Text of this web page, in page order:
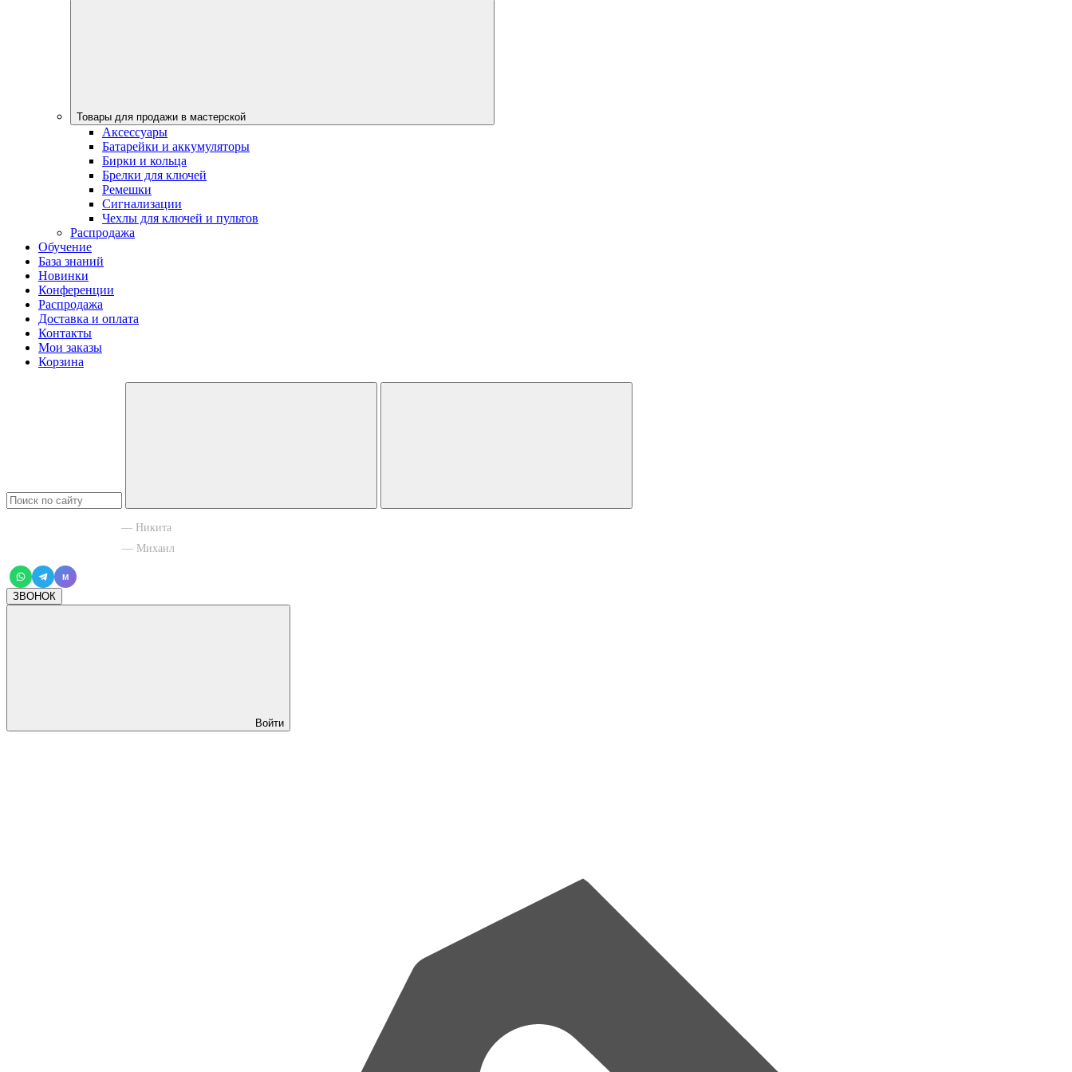
Товары для продажи в мастерской
Аксессуары
Батарейки и аккумуляторы
Бирки и кольца
Брелки для ключей
Ремешки
Сигнализации
Чехлы для ключей и пультов
Распродажа
Обучение
База знаний
Новинки
Конференции
Распродажа
Доставка и оплата
Контакты
Мои заказы
Корзина
— Никита
— Михаил
M
ЗВОНОК
Войти